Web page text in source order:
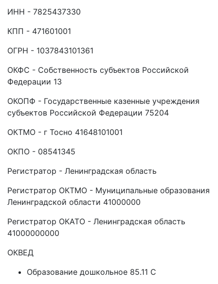
ИНН - 7825437330
КПП - 471601001
ОГРН - 1037843101361
ОКФС - Собственность субъектов Российской
Федерации 13
ОКОПФ - Государственные казенные учреждения
субъектов Российской Федерации 75204
ОКТМО - г Тосно 41648101001
ОКПО - 08541345
Регистратор - Ленинградская область
Регистратор ОКТМО - Муниципальные образования
Ленинградской области 41000000
Регистратор ОКАТО - Ленинградская область
41000000000
ОКВЕД
Образование дошкольное 85.11 C